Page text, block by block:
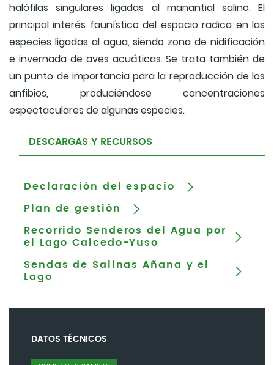
halófilas singulares ligadas al manantial salino. El
principal interés faunístico del espacio radica en las
especies ligadas al agua, siendo zona de nidificación
e invernada de aves acuáticas. Se trata también de
un punto de importancia para la reproducción de los
anfibios, produciéndose concentraciones
espectaculares de algunas especies.
DESCARGAS Y RECURSOS
Declaración del espacio
Plan de gestión
Recorrido Senderos del Agua por
el Lago Caicedo-Yuso
Sendas de Salinas Añana y el
Lago
DATOS TÉCNICOS